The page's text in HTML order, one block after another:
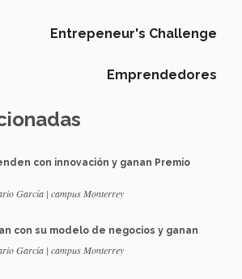
Entrepeneur's Challenge
Emprendedores
con innovación y ganan Premio
García | campus Monterrey
con su modelo de negocios y ganan
García | campus Monterrey